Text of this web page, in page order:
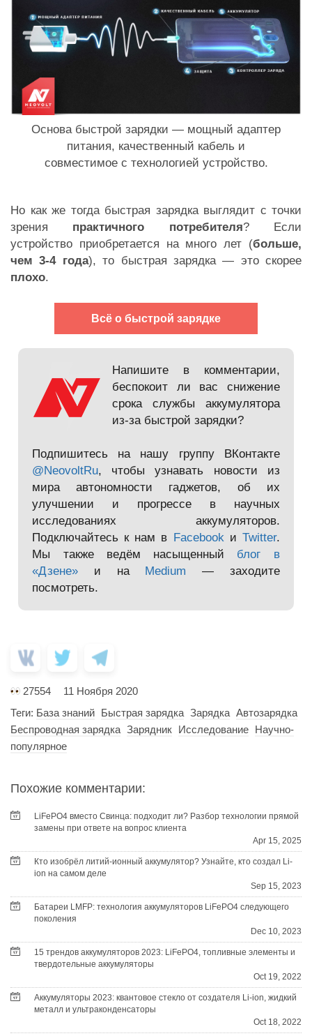
Основа быстрой зарядки — мощный адаптер
питания, качественный кабель и
совместимое с технологией устройство.
Но как же тогда быстрая зарядка выглядит с точки
зрения практичного потребителя? Если
устройство приобретается на много лет (больше,
чем 3-4 года), то быстрая зарядка — это скорее
плохо.
Всё о быстрой зарядке
Напишите в комментарии,
беспокоит ли вас снижение
срока службы аккумулятора
из-за быстрой зарядки?
Подпишитесь на нашу группу ВКонтакте
@NeovoltRu, чтобы узнавать новости из
мира автономности гаджетов, об их
улучшении и прогрессе в научных
исследованиях аккумуляторов.
Подключайтесь к нам в Facebook и Twitter.
Мы также ведём насыщенный блог в
«Дзене» и на Medium — заходите
посмотреть.
27554
11 Ноября 2020
Теги: База знаний Быстрая зарядка Зарядка Автозарядка
Беспроводная зарядка Зарядник Исследование Научно-
популярное
Похожие комментарии:
LiFePO4 вместо Свинца: подходит ли? Разбор технологии прямой
замены при ответе на вопрос клиента
Apr 15, 2025
Кто изобрёл литий-ионный аккумулятор? Узнайте, кто создал Li-
ion на самом деле
Sep 15, 2023
Батареи LMFP: технология аккумуляторов LiFePO4 следующего
поколения
Dec 10, 2023
15 трендов аккумуляторов 2023: LiFePO4, топливные элементы и
твердотельные аккумуляторы
Oct 19, 2022
Аккумуляторы 2023: квантовое стекло от создателя Li-ion, жидкий
металл и ультраконденсаторы
Oct 18, 2022